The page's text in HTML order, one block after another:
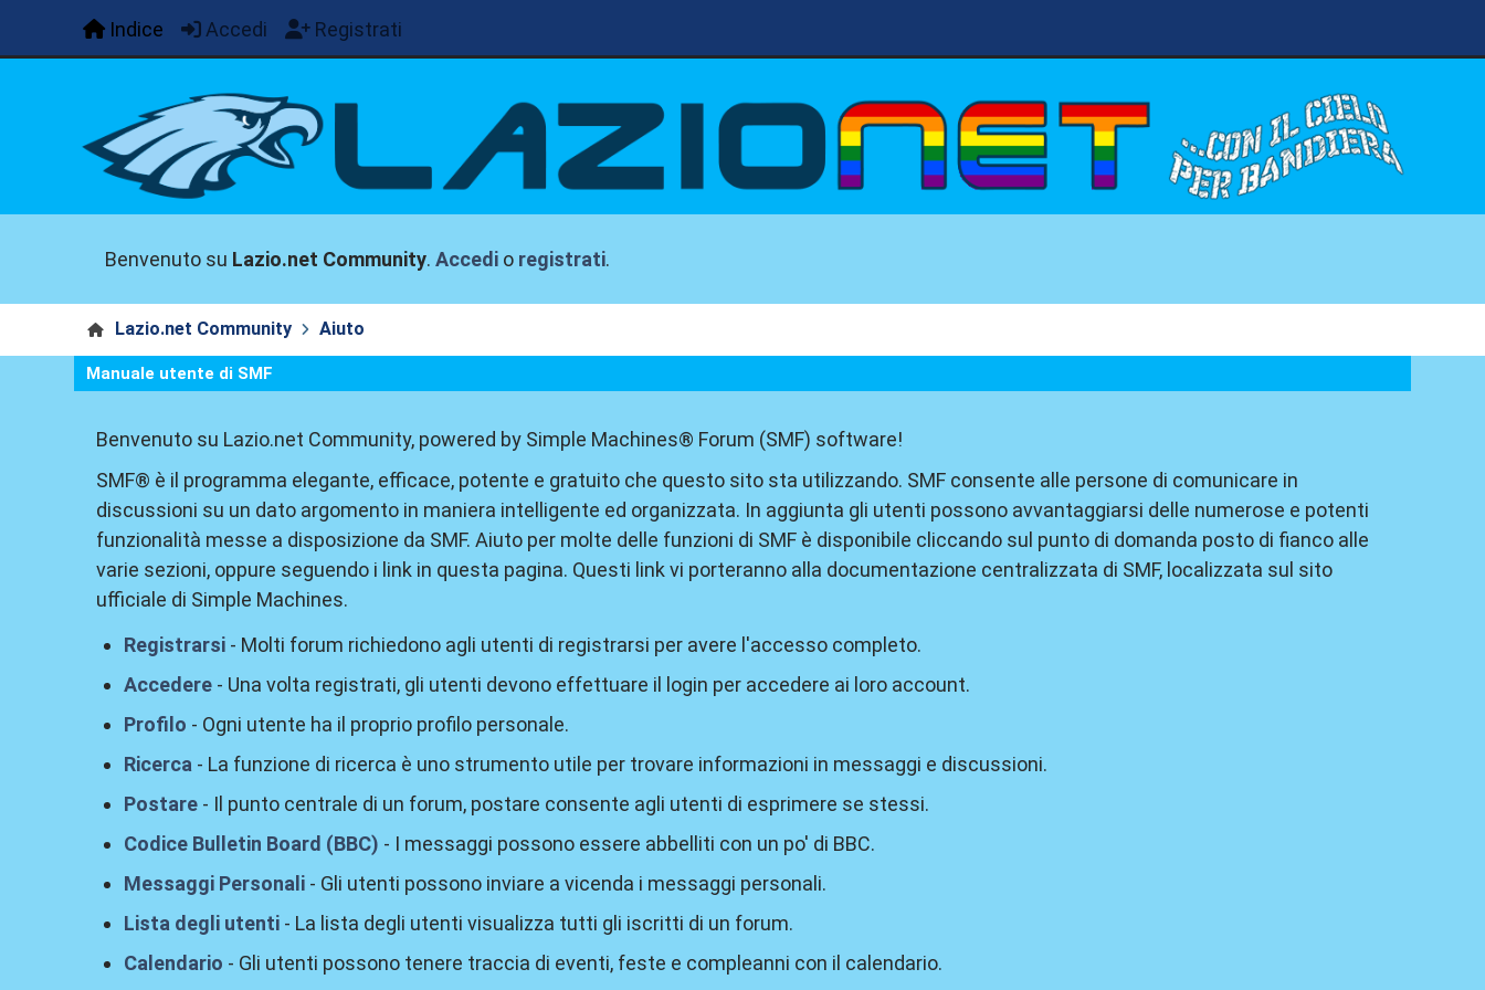
Indice Accedi Registrati
Benvenuto su Lazio.net Community.Accedi o registrati.
Lazio.net Community Aiuto
Manuale utente di SMF
Benvenuto su Lazio.net Community, powered by Simple Machines® Forum (SMF) software!
SMF® è il programma elegante, efficace, potente e gratuito che questo sito sta utilizzando. SMF consente alle persone di comunicare in
discussioni su un dato argomento in maniera intelligente ed organizzata. In aggiunta gli utenti possono avvantaggiarsi delle numerose e potenti
funzionalità messe a disposizione da SMF. Aiuto per molte delle funzioni di SMF è disponibile cliccando sul punto di domanda posto di fianco alle
varie sezioni, oppure seguendo i link in questa pagina. Questi link vi porteranno alla documentazione centralizzata di SMF, localizzata sul sito
ufficiale di Simple Machines.
Registrarsi - Molti forum richiedono agli utenti di registrarsi per avere l'accesso completo.
Accedere - Una volta registrati, gli utenti devono effettuare il login per accedere ai loro account.
Profilo - Ogni utente ha il proprio profilo personale.
Ricerca - La funzione di ricerca è uno strumento utile per trovare informazioni in messaggi e discussioni.
Postare - Il punto centrale di un forum, postare consente agli utenti di esprimere se stessi.
Codice Bulletin Board (BBC) - I messaggi possono essere abbelliti con un po' di BBC.
Messaggi Personali - Gli utenti possono inviare a vicenda i messaggi personali.
Lista degli utenti - La lista degli utenti visualizza tutti gli iscritti di un forum.
Calendario - Gli utenti possono tenere traccia di eventi, feste e compleanni con il calendario.